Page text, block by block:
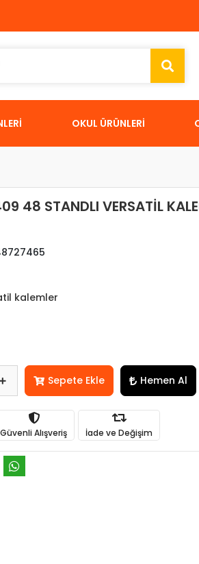
OKUL ÜRÜNLERİ
48 STANDLI VERSATİL
kalemler
Sepete Ekle Hemen Al
Güvenli Alışveriş İade ve Değişim